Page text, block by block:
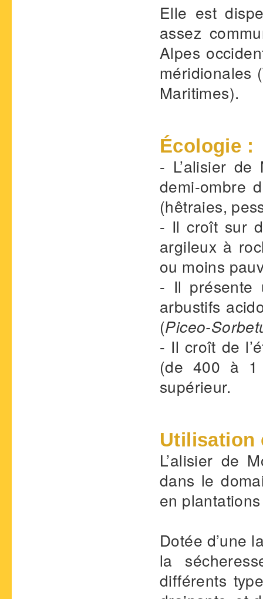
Elle est
assez
Alpes
méridionales
Maritimes).
Écologie :
- L’alisier
demi-ombre
(hêtraies,
- Il croît sur
argileux à
ou moins
- Il présente
arbustifs
(Piceo-
- Il croît de
(de 400 à 1
supérieur.
Utilisation
L’alisier de
dans le
en
Dotée d’une
la
différents